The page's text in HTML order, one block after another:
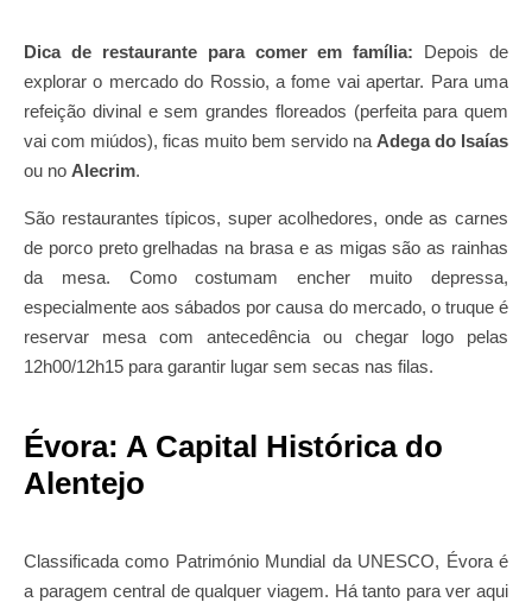
Dica de restaurante para comer em família: Depois de
explorar o mercado do Rossio, a fome vai apertar. Para uma
refeição divinal e sem grandes floreados (perfeita para quem
vai com miúdos), ficas muito bem servido na Adega do Isaías
ou no Alecrim.
São restaurantes típicos, super acolhedores, onde as carnes
de porco preto grelhadas na brasa e as migas são as rainhas
da mesa. Como costumam encher muito depressa,
especialmente aos sábados por causa do mercado, o truque é
reservar mesa com antecedência ou chegar logo pelas
12h00/12h15 para garantir lugar sem secas nas filas.
Évora: A Capital Histórica do
Alentejo
Classificada como Património Mundial da UNESCO, Évora é
a paragem central de qualquer viagem. Há tanto para ver aqui